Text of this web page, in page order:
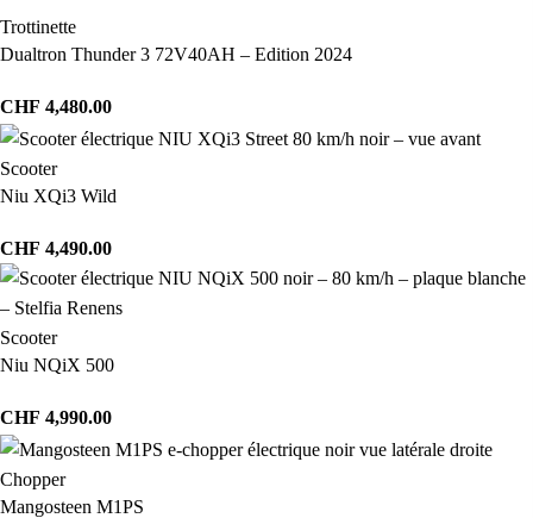
Trottinette
Dualtron Thunder 3 72V40AH – Edition 2024
CHF 4,480.00
Scooter
Niu XQi3 Wild
CHF 4,490.00
Scooter
Niu NQiX 500
CHF 4,990.00
Chopper
Mangosteen M1PS